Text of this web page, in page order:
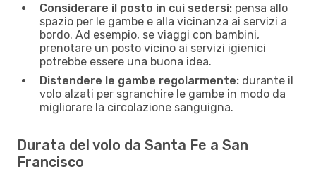
Considerare il posto in cui sedersi: pensa allo
spazio per le gambe e alla vicinanza ai servizi a
bordo. Ad esempio, se viaggi con bambini,
prenotare un posto vicino ai servizi igienici
potrebbe essere una buona idea.
Distendere le gambe regolarmente: durante il
volo alzati per sgranchire le gambe in modo da
migliorare la circolazione sanguigna.
Durata del volo da Santa Fe a San
Francisco